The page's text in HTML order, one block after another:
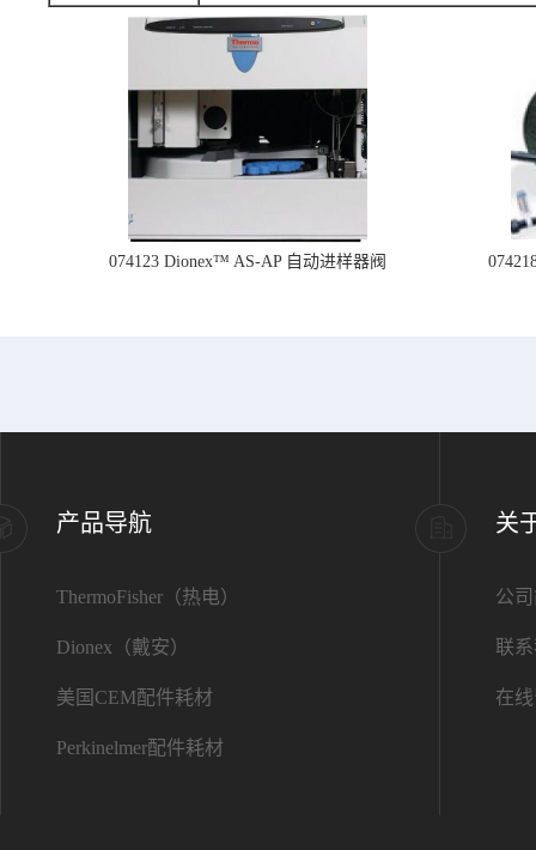
074123 Dionex™ AS-AP 自动进样器阀
产品导航
ThermoFisher（热电）
Dionex（戴安）
美国CEM配件耗材
Perkinelmer配件耗材
关
公
联
在